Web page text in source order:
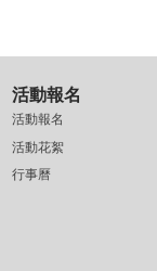
活動報名
活動報名
活動花絮
行事曆